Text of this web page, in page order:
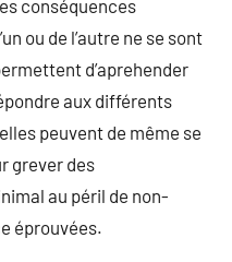
conséquences
ou de l’autre ne se sont
d’aprehender
aux différents
peuvent de même se
grever des
au péril de non-
éprouvées.